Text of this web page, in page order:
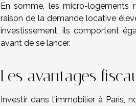
En somme, les micro-logements
raison de la demande locative
investissement, ils comportent
avant de se lancer.
Les avantages
Investir dans l'immobilier à Paris,